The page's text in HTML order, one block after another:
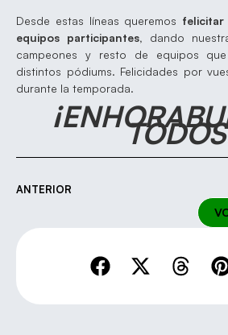
Desde estas líneas queremos
equipos participantes, dando
campeones y resto de equipos
distintos pódiums. Felicidades por
durante la temporada.
ANTERIOR